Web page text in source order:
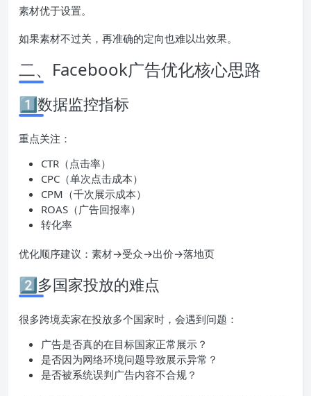
素材优于设置。
如果素材不过关，再准确的定向也难以出效果。
二、Facebook广告优化核心思路
1️⃣数据监控指标
重点关注：
CTR（点击率）
CPC（单次点击成本）
CPM（千次展示成本）
ROAS（广告回报率）
转化率
优化顺序建议：素材→受众→出价→落地页
2️⃣多国家投放的难点
很多跨境卖家在投放多个国家时，会遇到问题：
广告是否真的在目标国家正常展示？
是否因为网络环境问题导致展示异常？
是否被系统误判广告内容不合规？